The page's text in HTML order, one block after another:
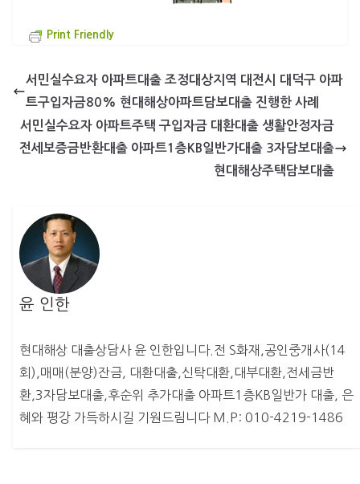
Print Friendly
서민실수요자 아파트대출 조정대상지역 대전시 대덕구 아파
트구입자금80% 현대해상아파트담보대출 진행한 사례
서민실수요자 아파트주택 구입자금 대환대출 생활안정자금
전세보증금반환대출 아파트1층KB일반가대출 3자담보대출
현대해상주택담보대출
윤 인한
현대해상 대출상담사 윤 인한입니다.전 S화재,공인중개사(14
회),매매(분양)잔금, 대환대출,신탁대환,대부대환,전세금반
환,3자담보대출,후순위 추가대출 아파트1층KB일반가 대출, 은
혜와 평강 가득하시길 기원드림니다 M.P: 010-4219-1486